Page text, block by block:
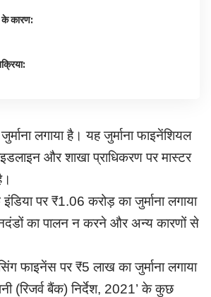
के कारण:
लगाया है। यह जुर्माना फाइनेंशियल
और शाखा प्राधिकरण पर मास्टर
पर ₹1.06 करोड़ का जुर्माना लगाया
का पालन न करने और अन्य कारणों से
फाइनेंस पर ₹5 लाख का जुर्माना लगाया
(रिजर्व बैंक) निर्देश, 2021’ के कुछ